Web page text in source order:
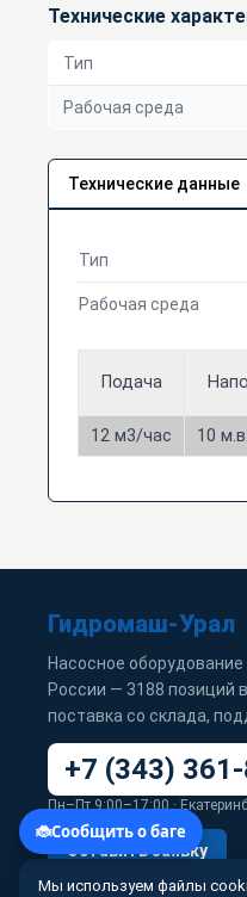
Технические
Тип
Рабочая среда
Технические данные
Тип
Рабочая среда
Подача
12 м3/час
10
Гидромаш-Урал
Насосное
России — 3188 позиций
поставка со склада,
+7 (343)
Пн–Пт 9:00–17:00 ·
Оставить заявку
Мы используем файлы